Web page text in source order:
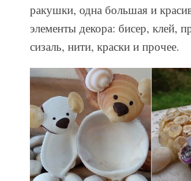
ракушки, одна большая и
элементы декора: бисер, клей,
сизаль, нити, краски и прочее.